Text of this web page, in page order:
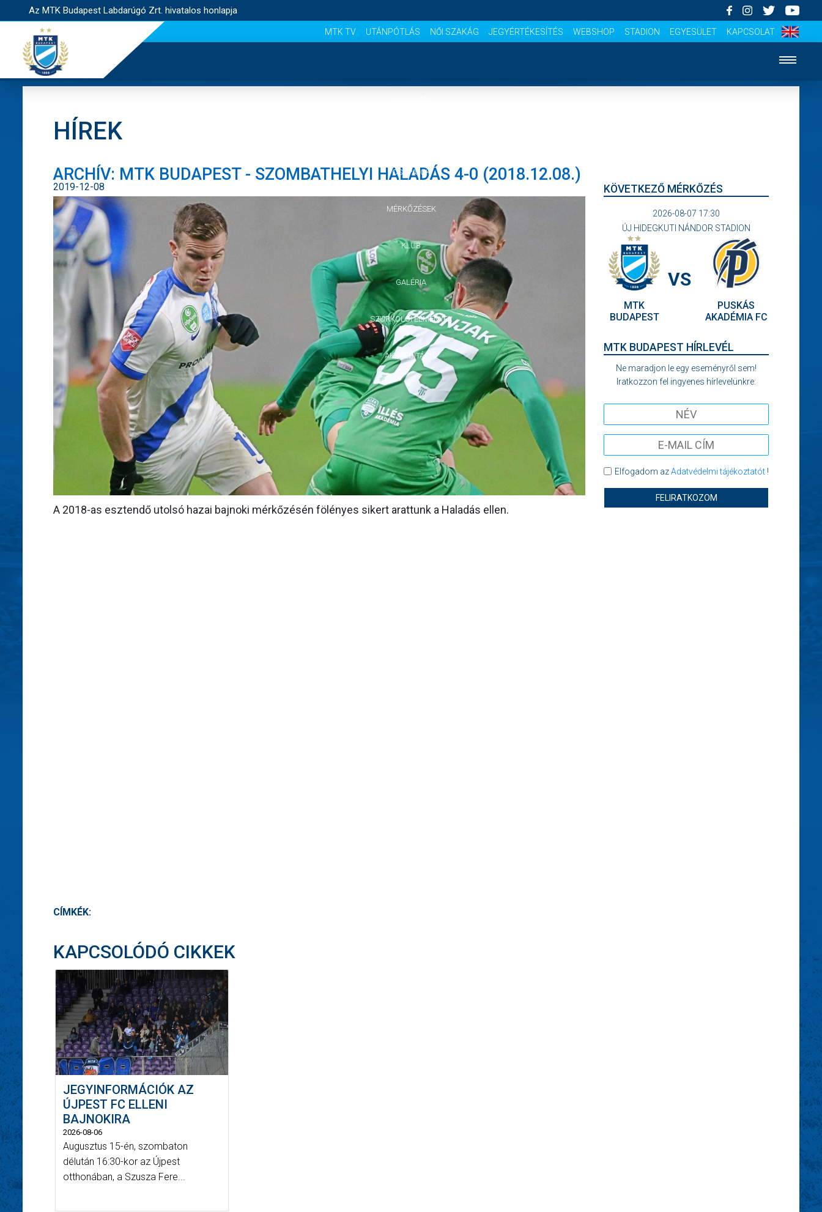
Az MTK Budapest Labdarúgó Zrt. hivatalos honlapja
MTK TV UTÁNPÓTLÁS NŐI SZAKÁG JEGYÉRTÉKESÍTÉS WEBSHOP STADION EGYESÜLET KAPCSOLAT
CSAPATOK
MÉRKŐZÉSEK
KLUB
GALÉRIA
SZURKOLÓI ÉLMÉNYEK
AKKREDITÁCIÓ
HÍREK
ARCHÍV: MTK BUDAPEST - SZOMBATHELYI HALADÁS 4-0 (2018.12.08.)
2019-12-08
A 2018-as esztendő utolsó hazai bajnoki mérkőzésén fölényes sikert arattunk a Haladás ellen.
CÍMKÉK:
KAPCSOLÓDÓ CIKKEK
JEGYINFORMÁCIÓK AZ
ÚJPEST FC ELLENI
BAJNOKIRA
2026-08-06
Augusztus 15-én, szombaton
délután 16:30-kor az Újpest
otthonában, a Szusza Fere...
KÖVETKEZŐ MÉRKŐZÉS
2026-08-07 17:30
ÚJ HIDEGKUTI NÁNDOR STADION
MTK
BUDAPEST
VS
PUSKÁS
AKADÉMIA FC
MTK BUDAPEST HÍRLEVÉL
Ne maradjon le egy eseményről sem!
Iratkozzon fel ingyenes hírlevelünkre:
Elfogadom azAdatvédelmi tájékoztatót!
FELIRATKOZOM